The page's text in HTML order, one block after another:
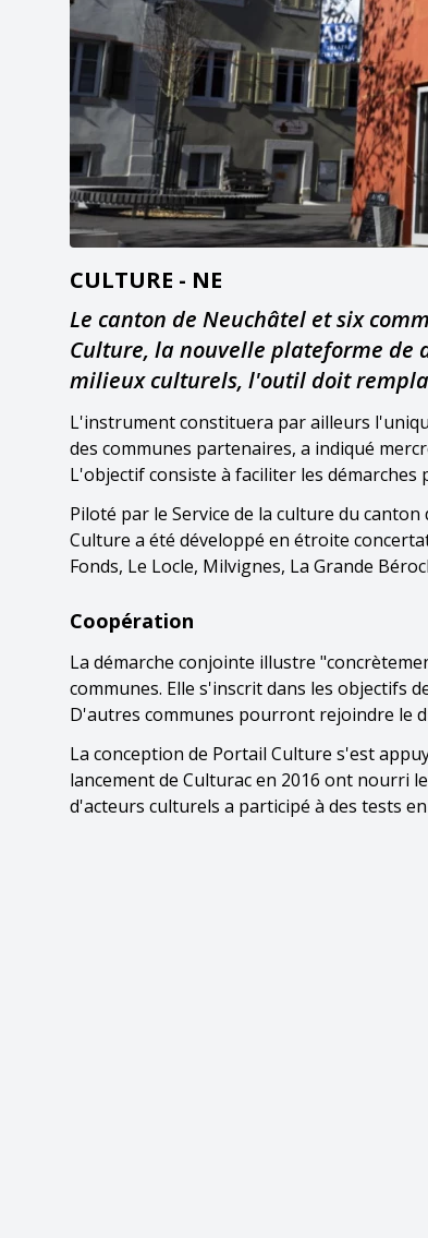
CULTURE - NE
Le canton de Neuchâtel et six
Culture, la nouvelle plateforme de
milieux culturels, l'outil doit
L'instrument constituera par ailleurs
des communes partenaires, a indiqué
L'objectif consiste à faciliter les démarches
Piloté par le Service de la culture du
Culture a été développé en étroite
Fonds, Le Locle, Milvignes, La Grande
Coopération
La démarche conjointe illustre
communes. Elle s'inscrit dans les objectifs
D'autres communes pourront rejoindre le
La conception de Portail Culture s'est
lancement de Culturac en 2016 ont nourri
d'acteurs culturels a participé à des tests